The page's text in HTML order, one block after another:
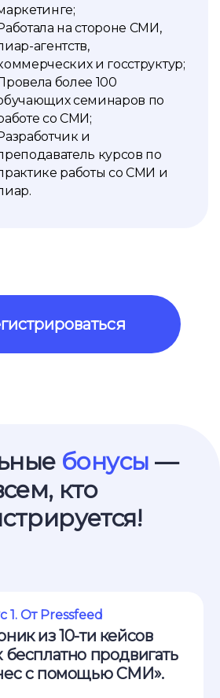
на стороне СМИ,
агентств,
и госструктур;
более 100
семинаров по
со СМИ;
и
курсов по
работы со СМИ и
бонусы —
кто
1. От Pressfeed
из 10-ти кейсов
бесплатно продвигать
с помощью СМИ».